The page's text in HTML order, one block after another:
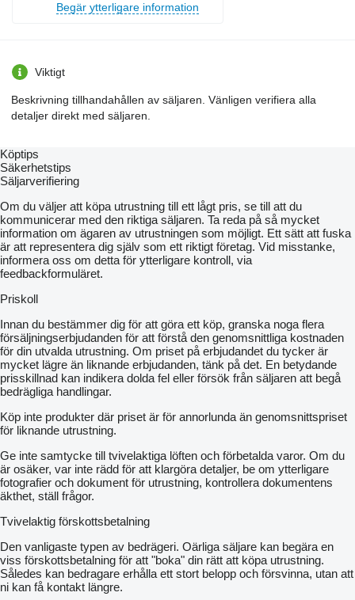
Begär ytterligare information
Viktigt
Beskrivning tillhandahållen av säljaren. Vänligen verifiera alla
detaljer direkt med säljaren.
Köptips
Säkerhetstips
Säljarverifiering
Om du väljer att köpa utrustning till ett lågt pris, se till att du
kommunicerar med den riktiga säljaren. Ta reda på så mycket
information om ägaren av utrustningen som möjligt. Ett sätt att fuska
är att representera dig själv som ett riktigt företag. Vid misstanke,
informera oss om detta för ytterligare kontroll, via
feedbackformuläret.
Priskoll
Innan du bestämmer dig för att göra ett köp, granska noga flera
försäljningserbjudanden för att förstå den genomsnittliga kostnaden
för din utvalda utrustning. Om priset på erbjudandet du tycker är
mycket lägre än liknande erbjudanden, tänk på det. En betydande
prisskillnad kan indikera dolda fel eller försök från säljaren att begå
bedrägliga handlingar.
Köp inte produkter där priset är för annorlunda än genomsnittspriset
för liknande utrustning.
Ge inte samtycke till tvivelaktiga löften och förbetalda varor. Om du
är osäker, var inte rädd för att klargöra detaljer, be om ytterligare
fotografier och dokument för utrustning, kontrollera dokumentens
äkthet, ställ frågor.
Tvivelaktig förskottsbetalning
Den vanligaste typen av bedrägeri. Oärliga säljare kan begära en
viss förskottsbetalning för att "boka" din rätt att köpa utrustning.
Således kan bedragare erhålla ett stort belopp och försvinna, utan att
ni kan få kontakt längre.